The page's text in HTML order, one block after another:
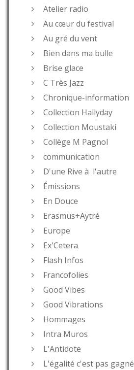
Atelier radio
Au cœur du festival
Au gré du vent
Bien dans ma bulle
Brise glace
C Très Jazz
Chronique-information
Collection Hallyday
Collection Moustaki
Collège M Pagnol
communication
D'une Rive à l'autre
Émissions
En Douce
Erasmus+Aytré
Europe
Ex'Cetera
Flash Infos
Francofolies
Good Vibes
Good Vibrations
Hommages
Intra Muros
L'Antidote
L'égalité c'est pas gagné